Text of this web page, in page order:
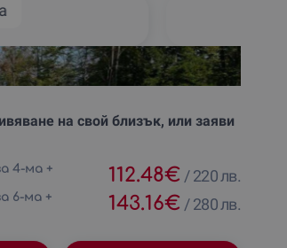
на свой близък, или заяви
4-ма +
112.48€ /220 лв.
6-ма +
143.16€ /280 лв.